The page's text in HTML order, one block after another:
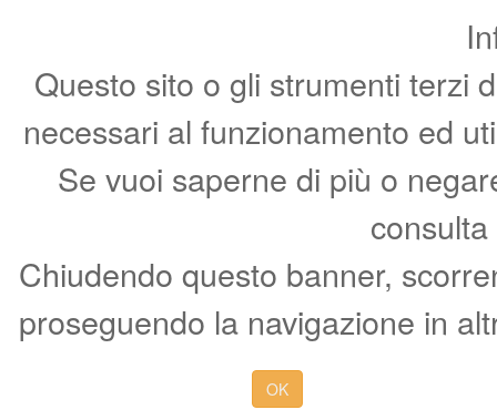
Questo sito o gli strumenti terzi
necessari al funzionamento ed
Se vuoi saperne di più o
Chiudendo questo banner,
proseguendo la navigazione in
OK